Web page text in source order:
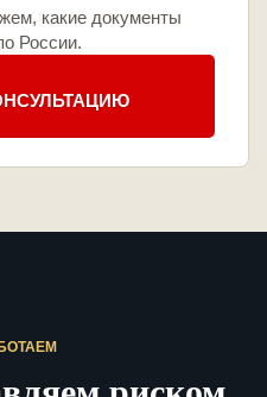
какие документы
России.